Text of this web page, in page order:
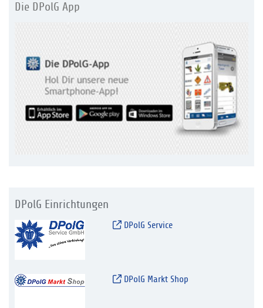
Die DPolG App
DPolG Einrichtungen
DPolG Service
DPolG Markt Shop